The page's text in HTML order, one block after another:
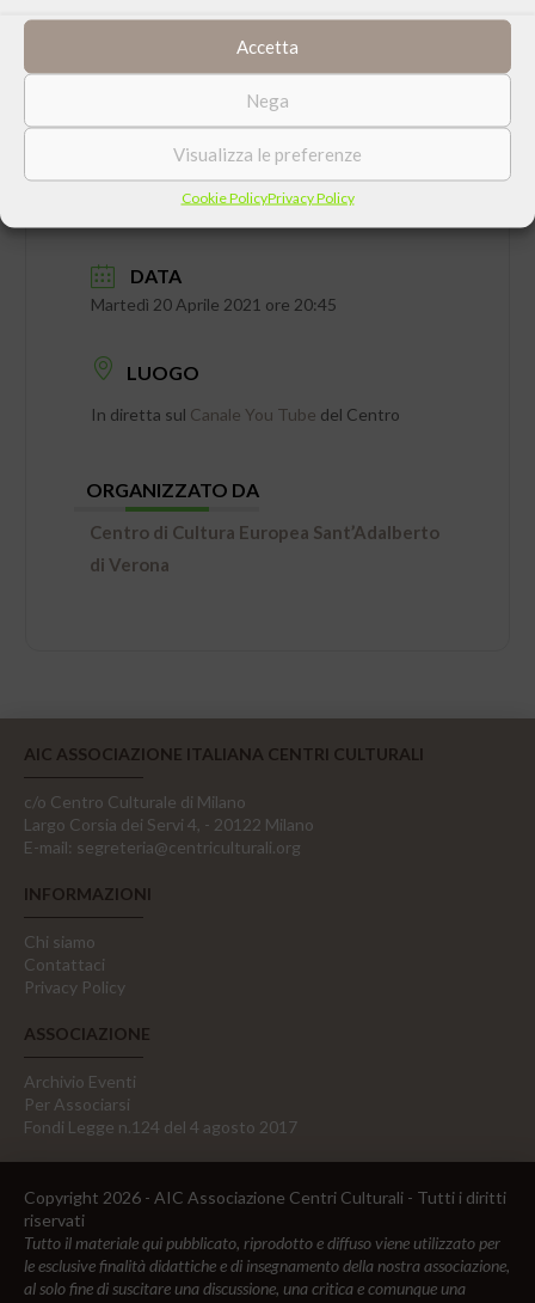
Accetta
Nega
Visualizza le preferenze
Cookie PolicyPrivacy Policy
DATA
Martedì 20 Aprile 2021 ore 20:45
LUOGO
In diretta sul Canale You Tube del Centro
ORGANIZZATO DA
Centro di Cultura Europea Sant’Adalberto
di Verona
AIC ASSOCIAZIONE ITALIANA CENTRI CULTURALI
c/o Centro Culturale di Milano
Largo Corsia dei Servi 4, - 20122 Milano
E-mail: segreteria@centriculturali.org
INFORMAZIONI
Chi siamo
Contattaci
Privacy Policy
ASSOCIAZIONE
Archivio Eventi
Per Associarsi
Fondi Legge n.124 del 4 agosto 2017
Copyright 2026 - AIC Associazione Centri Culturali - Tutti i diritti
riservati
Tutto il materiale qui pubblicato, riprodotto e diffuso viene utilizzato per
le esclusive finalità didattiche e di insegnamento della nostra associazione,
al solo fine di suscitare una discussione, una critica e comunque una